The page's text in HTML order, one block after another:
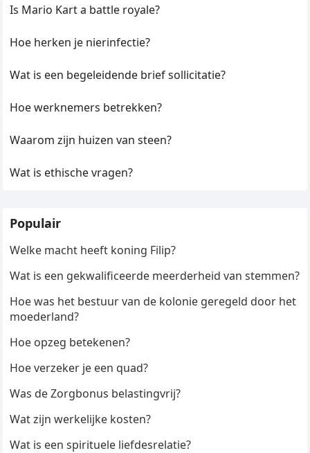
Is Mario Kart a battle royale?
Hoe herken je nierinfectie?
Wat is een begeleidende brief sollicitatie?
Hoe werknemers betrekken?
Waarom zijn huizen van steen?
Wat is ethische vragen?
Populair
Welke macht heeft koning Filip?
Wat is een gekwalificeerde meerderheid van stemmen?
Hoe was het bestuur van de kolonie geregeld door het
moederland?
Hoe opzeg betekenen?
Hoe verzeker je een quad?
Was de Zorgbonus belastingvrij?
Wat zijn werkelijke kosten?
Wat is een spirituele liefdesrelatie?